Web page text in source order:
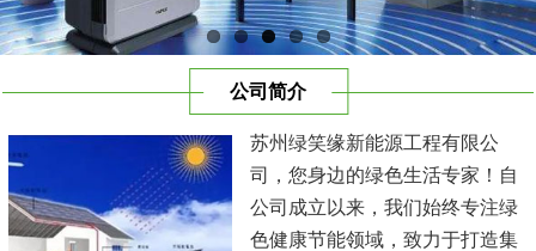
公司简介
苏州绿笑缘新能源工程有限公
司，您身边的绿色生活专家！自
公司成立以来，我们始终专注绿
色健康节能领域，致力于打造集